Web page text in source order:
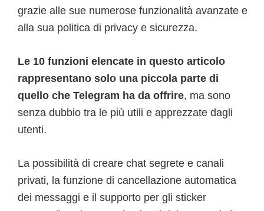
grazie alle sue numerose funzionalità avanzate e
alla sua politica di privacy e sicurezza.
Le 10 funzioni elencate in questo articolo
rappresentano solo una piccola parte di
quello che Telegram ha da offrire, ma sono
senza dubbio tra le più utili e apprezzate dagli
utenti.
La possibilità di creare chat segrete e canali
privati, la funzione di cancellazione automatica
dei messaggi e il supporto per gli sticker